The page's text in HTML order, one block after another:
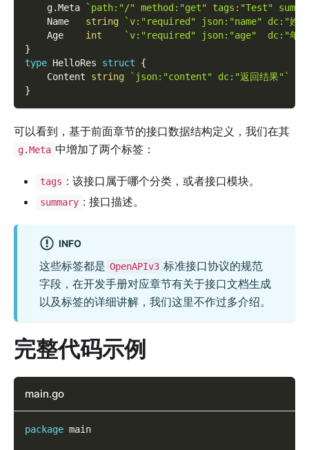
    g
.Meta
`path:"/" method:"get" tags:"Test"
    Name
string
`v:"required" json:"name" dc:"姓
    Age
int
`v:"required" json:"age"  dc:"年
}
type HelloRes struct
{
    Content
string
`json:"content" dc:"返回结果"`
}
可以看到，基于前面章节的接口数据结构定义，我们在其
g.Meta 中增加了两个标签：
tags : 该接口属于哪个分类，或者接口模块。
summary : 接口描述。
INFO
这些标签都是 OpenAPIv3 标准接口协议的规范
字段，在开发手册对应章节有关于接口文档生成
以及标签的详细讲解，我们这里不作过多介绍。
完整代码示例
main.go
package main